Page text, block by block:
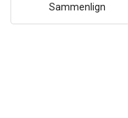
Sammenlign